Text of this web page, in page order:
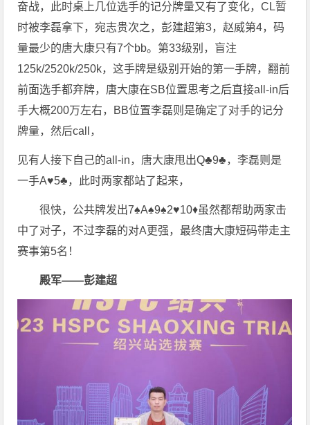
奋战，此时桌上几位选手的记分牌量又有了变化，CL暂
时被李磊拿下，宛志贵次之，彭建超第3，赵威第4，码
量最少的唐大康只有7个bb。第33级别，盲注
125k/2520k/250k，这手牌是级别开始的第一手牌，翻前
前面选手都弃牌，唐大康在SB位置思考之后直接all-in后
手大概200万左右，BB位置李磊则是确定了对手的记分
牌量，然后call，
见有人接下自己的all-in，唐大康甩出Q♣️9♣️，李磊则是
一手A♥️5♣️，此时两家都站了起来，
很快，公共牌发出7♠️A♠️9♠️2♥️10♦️虽然都帮助两家击
中了对子，不过李磊的对A更强，最终唐大康短码带走主
赛事第5名！
殿军——彭建超